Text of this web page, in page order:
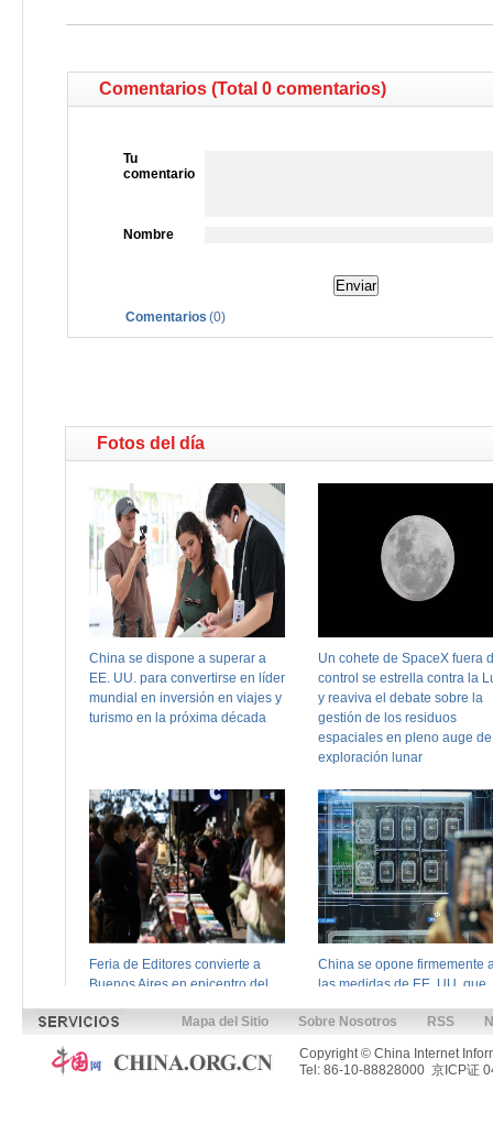
Comentarios (Total 0 comentarios)
Tu
comentario
Nombre
Comentarios (0)